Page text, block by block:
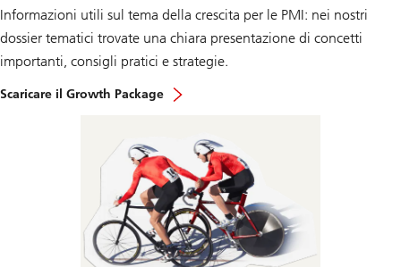
Informazioni utili sul tema della crescita per le PMI: nei nostri
dossier tematici trovate una chiara presentazione di concetti
importanti, consigli pratici e strategie.
Scaricare il Growth Package